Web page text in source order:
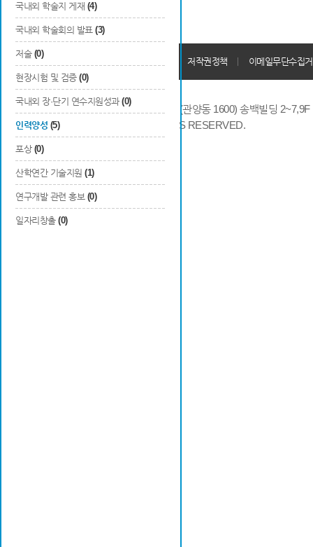
국내외 학술지 게재 (4)
국내외 학술회의 발표 (3)
저술 (0)
현장시험 및 검증 (0)
국내외 장·단기 연수지원성과 (0)
인력양성 (5)
포상 (0)
산학연간 기술지원 (1)
연구개발 관련 홍보 (0)
일자리창출 (0)
개인정보처리방침 저작권정책 이메일무단수집
14066 경기도 안양시 동안구 시민대로 286 (관양동 1600) 송백빌딩
COPYRIGHTS © 2014 KAIA, ALL RIGHTS RESERVED.